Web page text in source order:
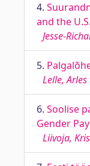
4.
and the
Jesse-
5.
Lelle, Arles
6. Soolise
Gender
Liivoja,